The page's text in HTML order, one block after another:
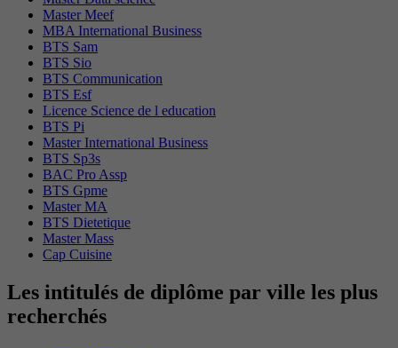
Master Meef
MBA International Business
BTS Sam
BTS Sio
BTS Communication
BTS Esf
Licence Science de l education
BTS Pi
Master International Business
BTS Sp3s
BAC Pro Assp
BTS Gpme
Master MA
BTS Dietetique
Master Mass
Cap Cuisine
Les intitulés de diplôme par ville les plus
recherchés